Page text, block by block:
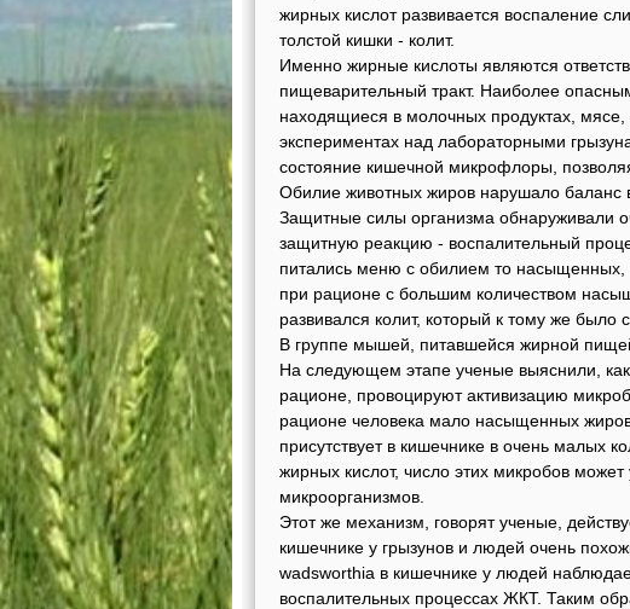
жирных кислот развивается воспаление
толстой кишки - колит.
Именно жирные кислоты являются
пищеварительный тракт. Наиболее
находящиеся в молочных продуктах,
экспериментах над лабораторными
состояние кишечной микрофлоры,
Обилие животных жиров нарушало баланс
Защитные силы организма обнаруживали
защитную реакцию - воспалительный
питались меню с обилием то
при рационе с большим количеством
развивался колит, который к тому же было
В группе мышей, питавшейся жирной
На следующем этапе ученые выяснили,
рационе, провоцируют активизацию
рационе человека мало насыщенных
присутствует в кишечнике в очень малых
жирных кислот, число этих микробов может
микроорганизмов.
Этот же механизм, говорят ученые,
кишечнике у грызунов и людей очень
wadsworthia в кишечнике у людей
воспалительных процессах ЖКТ. Таким